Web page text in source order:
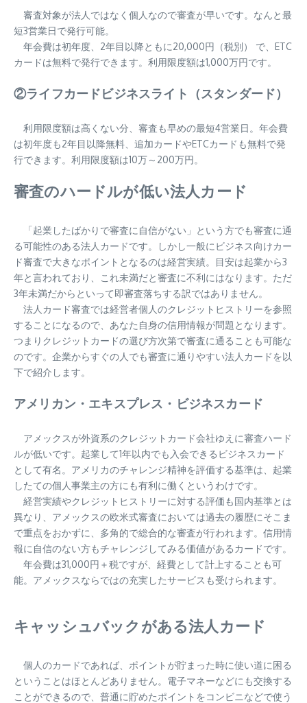
審査対象が法人ではなく個人なので審査が早いです。なんと最
短3営業日で発行可能。
年会費は初年度、2年目以降ともに20,000円（税別） で、ETC
カードは無料で発行できます。利用限度額は1,000万円です。
②ライフカードビジネスライト（スタンダード）
利用限度額は高くない分、審査も早めの最短4営業日。年会費
は初年度も2年目以降無料、追加カードやETCカードも無料で発
行できます。利用限度額は10万～200万円。
審査のハードルが低い法人カード
「起業したばかりで審査に自信がない」という方でも審査に通
る可能性のある法人カードです。しかし一般にビジネス向けカー
ド審査で大きなポイントとなるのは経営実績。目安は起業から3
年と言われており、これ未満だと審査に不利にはなります。ただ
3年未満だからといって即審査落ちする訳ではありません。
法人カード審査では経営者個人のクレジットヒストリーを参照
することになるので、あなた自身の信用情報が問題となります。
つまりクレジットカードの選び方次第で審査に通ることも可能な
のです。企業からすぐの人でも審査に通りやすい法人カードを以
下で紹介します。
アメリカン・エキスプレス・ビジネスカード
アメックスが外資系のクレジットカード会社ゆえに審査ハード
ルが低いです。起業して1年以内でも入会できるビジネスカード
として有名。アメリカのチャレンジ精神を評価する基準は、起業
したての個人事業主の方にも有利に働くというわけです。
経営実績やクレジットヒストリーに対する評価も国内基準とは
異なり、アメックスの欧米式審査においては過去の履歴にそこま
で重点をおかずに、多角的で総合的な審査が行われます。信用情
報に自信のない方もチャレンジしてみる価値があるカードです。
年会費は31,000円＋税ですが、経費として計上することも可
能。アメックスならではの充実したサービスも受けられます。
キャッシュバックがある法人カード
個人のカードであれば、ポイントが貯まった時に使い道に困る
ということはほとんどありません。電子マネーなどにも交換する
ことができるので、普通に貯めたポイントをコンビニなどで使う